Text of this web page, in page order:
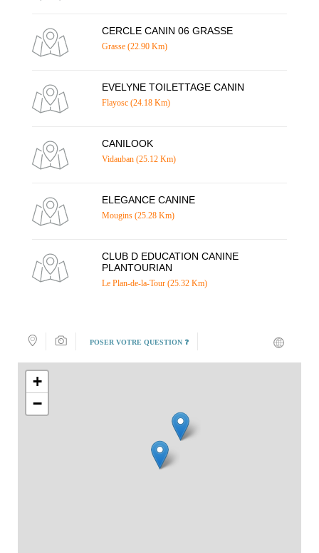
CERCLE CANIN 06 GRASSE
Grasse (22.90 Km)
EVELYNE TOILETTAGE CANIN
Flayosc (24.18 Km)
CANILOOK
Vidauban (25.12 Km)
ELEGANCE CANINE
Mougins (25.28 Km)
CLUB D EDUCATION CANINE
PLANTOURIAN
Le Plan-de-la-Tour (25.32 Km)
POSER VOTRE QUESTION ❓
+
−